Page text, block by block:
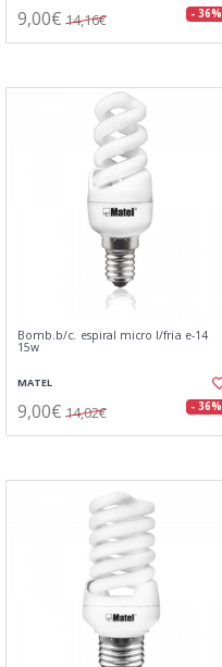
9,00€ 14,16€ - 36%
Bomb.b/c. espiral micro l/fria e-14
15w
MATEL
9,00€ 14,02€ - 36%